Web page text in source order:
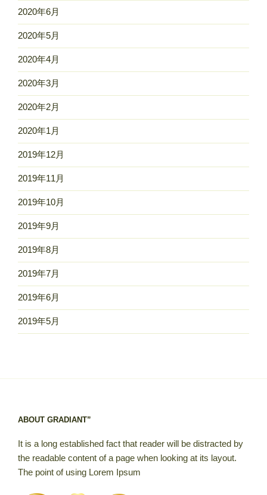
2020年6月
2020年5月
2020年4月
2020年3月
2020年2月
2020年1月
2019年12月
2019年11月
2019年10月
2019年9月
2019年8月
2019年7月
2019年6月
2019年5月
ABOUT GRADIANT”
It is a long established fact that reader will be distracted by
the readable content of a page when looking at its layout.
The point of using Lorem Ipsum